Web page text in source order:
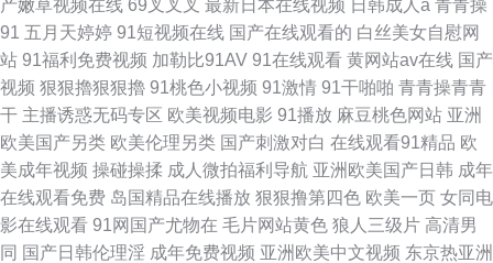
产嫩草视频在线 69叉叉叉 最新日本在线视频 日韩成人a 青青操
91 五月天婷婷 91短视频在线 国产在线观看的 白丝美女自慰网
站 91福利免费视频 加勒比91AV 91在线观看 黄网站av在线 国产
视频 狠狠擼狠狠擼 91桃色小视频 91激情 91干啪啪 青青操青青
干 主播诱惑无码专区 欧美视频电影 91播放 麻豆桃色网站 亚洲
欧美国产另类 欧美伦理另类 国产刺激对白 在线观看91精品 欧
美成年视频 操碰操揉 成人微拍福利导航 亚洲欧美国产日韩 成年
在线观看免费 岛国精品在线播放 狠狠撸第四色 欧美一页 女同电
影在线观看 91网国产尤物在 毛片网站黄色 狼人三级片 高清男
同 国产日韩伦理淫 成年免费视频 亚洲欧美中文视频 东京热亚洲